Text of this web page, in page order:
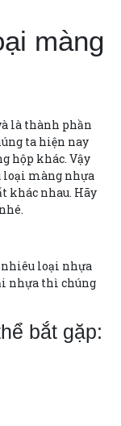
màng
là thành phần
ta hiện nay
hộp khác. Vậy
loại màng nhựa
khác nhau. Hãy
nhiêu loại nhựa
nhựa thì chúng
bắt gặp: